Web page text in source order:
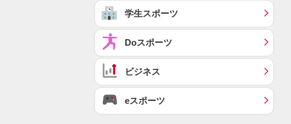
学生スポーツ
Doスポーツ
ビジネス
eスポーツ